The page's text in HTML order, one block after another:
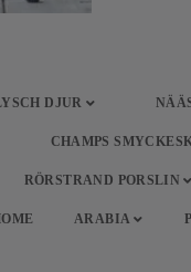
DJUR
CHAMPS
RÖRSTRAND PORSLIN
ARABIA